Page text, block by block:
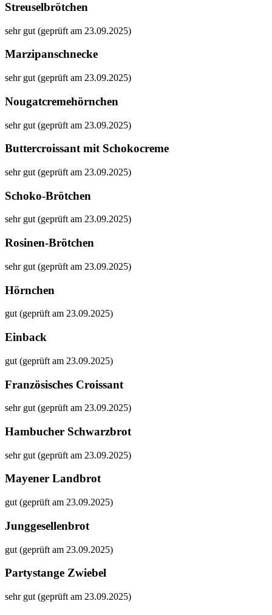
Streuselbrötchen
sehr gut (geprüft am 23.09.2025)
Marzipanschnecke
sehr gut (geprüft am 23.09.2025)
Nougatcremehörnchen
sehr gut (geprüft am 23.09.2025)
Buttercroissant mit Schokocreme
sehr gut (geprüft am 23.09.2025)
Schoko-Brötchen
sehr gut (geprüft am 23.09.2025)
Rosinen-Brötchen
sehr gut (geprüft am 23.09.2025)
Hörnchen
gut (geprüft am 23.09.2025)
Einback
gut (geprüft am 23.09.2025)
Französisches Croissant
sehr gut (geprüft am 23.09.2025)
Hambucher Schwarzbrot
sehr gut (geprüft am 23.09.2025)
Mayener Landbrot
gut (geprüft am 23.09.2025)
Junggesellenbrot
gut (geprüft am 23.09.2025)
Partystange Zwiebel
sehr gut (geprüft am 23.09.2025)